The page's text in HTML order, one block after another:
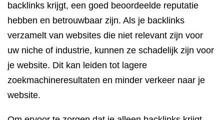
backlinks krijgt, een goed beoordeelde reputatie
hebben en betrouwbaar zijn. Als je backlinks
verzamelt van websites die niet relevant zijn voor
uw niche of industrie, kunnen ze schadelijk zijn voor
je website. Dit kan leiden tot lagere
zoekmachineresultaten en minder verkeer naar je
website.